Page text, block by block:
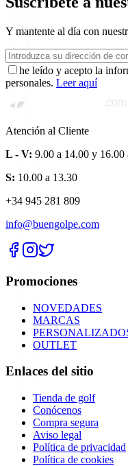
Y mantente al día con
he leído y acepto la
personales. Leer aquí
Atención al Cliente
L - V: 9.00 a 14.00 y 16.00
S: 10.00 a 13.30
+34 945 281 809
info@buengolpe.com
Promociones
NOVEDADES
MARCAS
OUTLET
Enlaces del sitio
Tienda de golf
Conócenos
Compra segura
Aviso legal
Política de privacidad
Política de cookies